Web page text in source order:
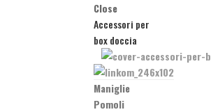
Close
Accessori per
box doccia
Maniglie
Pomoli